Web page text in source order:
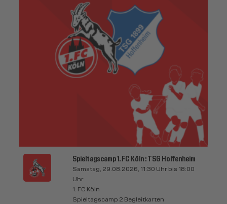
Spieltagscamp 1. FC Köln : TSG Hoffenheim
Samstag, 29.08.2026, 11:30 Uhr bis 18:00
Uhr
1. FC Köln
Spieltagscamp 2 Begleitkarten